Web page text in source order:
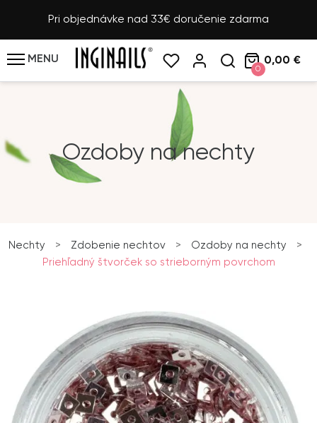
Pri objednávke nad 33€ doručenie zdarma
MENU
0
0,00 €
Ozdoby na nechty
Nechty > Zdobenie nechtov > Ozdoby na nechty
>
Priehľadný štvorček so strieborným povrchom